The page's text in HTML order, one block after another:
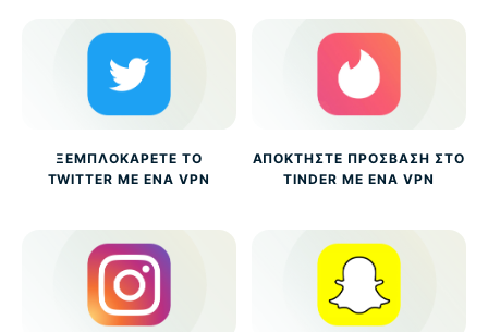
ΞΕΜΠΛΟΚΆΡΕΤΕ ΤΟ
TWITTER ΜΕ ΈΝΑ VPN
ΑΠΟΚΤΉΣΤΕ ΠΡΌΣΒΑΣΗ ΣΤΟ
TINDER ΜΕ ΈΝΑ VPN